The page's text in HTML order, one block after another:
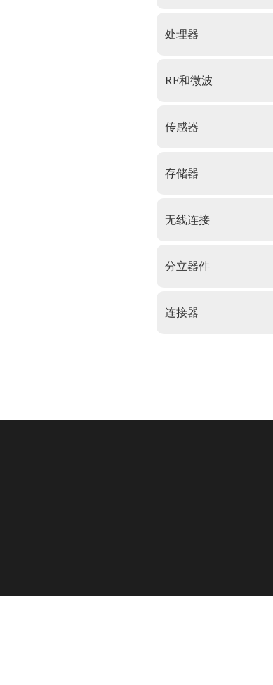
处理器
RF和微波
传感器
存储器
无线连接
分立器件
连接器